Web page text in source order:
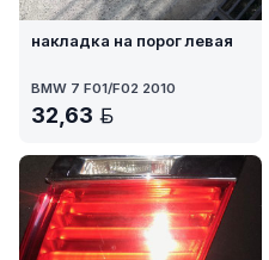
накладка на порог левая
BMW 7 F01/F02 2010
32,63